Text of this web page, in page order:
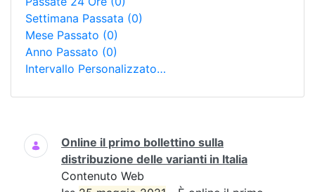
Settimana Passata (0)
Mese Passato (0)
Anno Passato (0)
Intervallo Personalizzato…
Ricerca
Online il primo bollettino sulla
distribuzione delle varianti in Italia
Contenuto Web